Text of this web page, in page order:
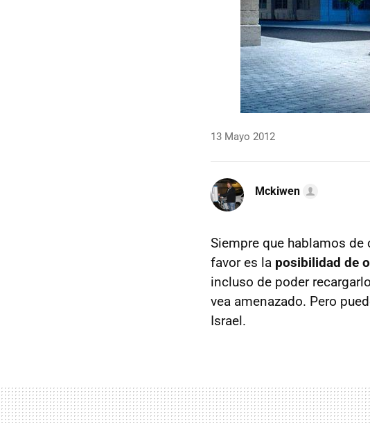
13 Mayo 2012
Mckiwen
Siempre que hablamos
favor es la posibilidad de
incluso de poder
vea amenazado. Pero
Israel.